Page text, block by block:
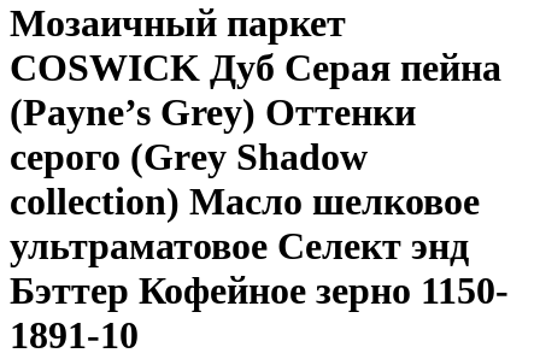
Мозаичный паркет
COSWICK Дуб Серая пейна
(Payne’s Grey) Оттенки
серого (Grеy Shadow
collection) Масло шелковое
ультраматовое Селект энд
Бэттер Кофейное зерно 1150-
1891-10